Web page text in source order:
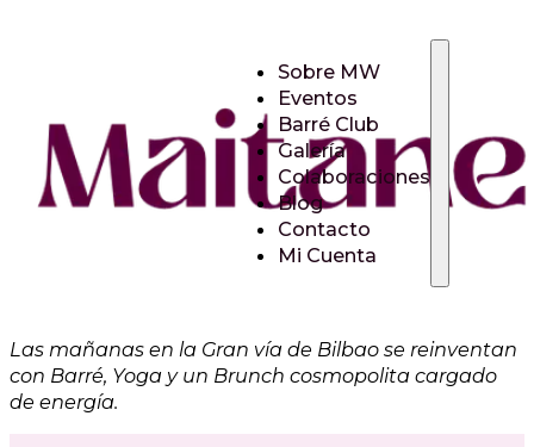
Sobre MW
Eventos
Barré Club
Galería
Colaboraciones
Blog
Contacto
Mi Cuenta
Las mañanas en la Gran vía de Bilbao se reinventan
con Barré, Yoga y un Brunch cosmopolita cargado
de energía.